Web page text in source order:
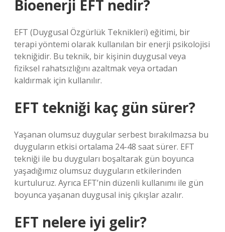
Bioenerji EFT nedir?
EFT (Duygusal Özgürlük Teknikleri) eğitimi, bir
terapi yöntemi olarak kullanılan bir enerji psikolojisi
tekniğidir. Bu teknik, bir kişinin duygusal veya
fiziksel rahatsızlığını azaltmak veya ortadan
kaldırmak için kullanılır.
EFT tekniği kaç gün sürer?
Yaşanan olumsuz duygular serbest bırakılmazsa bu
duyguların etkisi ortalama 24-48 saat sürer. EFT
tekniği ile bu duyguları boşaltarak gün boyunca
yaşadığımız olumsuz duyguların etkilerinden
kurtuluruz. Ayrıca EFT’nin düzenli kullanımı ile gün
boyunca yaşanan duygusal iniş çıkışlar azalır.
EFT nelere iyi gelir?